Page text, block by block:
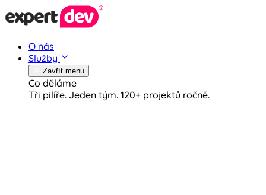
O nás
Služby
Zavřít menu
Co děláme
Tři pilíře. Jeden tým. 120+ projektů ročně.